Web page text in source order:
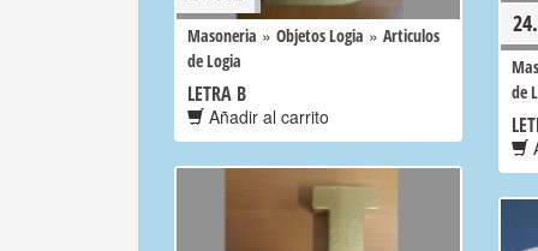
Masoneria » Objetos Logia » Articulos
de Logia
LETRA B
Añadir al carrito
de